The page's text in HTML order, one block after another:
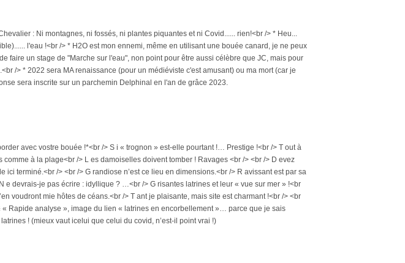
: Ni montagnes, ni fossés, ni plantes piquantes et ni Covid...... rien!<br /> * Heu...
l'eau !<br /> * H2O est mon ennemi, même en utilisant une bouée canard, je ne peux
faire un stage de "Marche sur l'eau", non point pour être aussi célèbre que JC, mais pour
/> * 2022 sera MA renaissance (pour un médiéviste c'est amusant) ou ma mort (car je
sera inscrite sur un parchemin Delphinal en l'an de grâce 2023.
avec vostre bouée !*<br /> S i « trognon » est-elle pourtant !… Prestige !<br /> T out à
à la plage<br /> L es damoiselles doivent tomber ! Ravages <br /> <br /> D evez
terminé.<br /> <br /> G randiose n’est ce lieu en dimensions.<br /> R avissant est par sa
e devrais-je pas écrire : idyllique ? …<br /> G risantes latrines et leur « vue sur mer » !<br
voudront mie hôtes de céans.<br /> T ant je plaisante, mais site est charmant !<br /> <br
« Rapide analyse », image du lien « latrines en encorbellement »… parce que je sais
! (mieux vaut icelui que celui du covid, n’est-il point vrai !)